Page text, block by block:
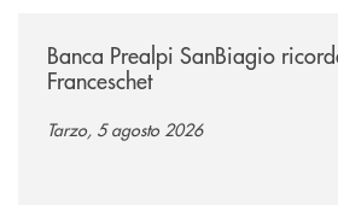
Banca Prealpi SanBiagio
Franceschet
Tarzo, 5 agosto 2026